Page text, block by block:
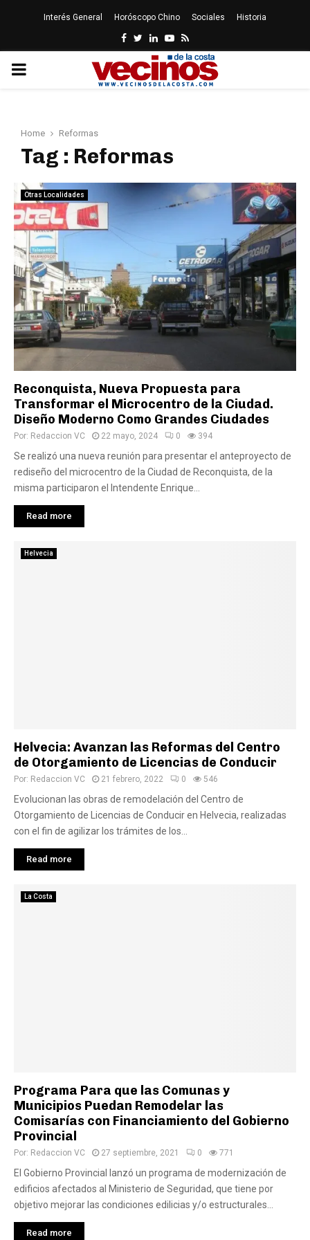
Interés General Horóscopo Chino Sociales Historia
Facebook
Twitter
LinkedinYoutube
Rss
PRIMARY
Home Reformas
Tag : Reformas
Otras Localidades
Reconquista, Nueva Propuesta para
Transformar el Microcentro de la Ciudad.
Diseño Moderno Como Grandes Ciudades
Por: Redaccion VC 22 mayo, 2024 0 394
Se realizó una nueva reunión para presentar el anteproyecto de
rediseño del microcentro de la Ciudad de Reconquista, de la
misma participaron el Intendente Enrique...
Read more
Helvecia
Helvecia: Avanzan las Reformas del Centro
de Otorgamiento de Licencias de Conducir
Por: Redaccion VC 21 febrero, 2022 0 546
Evolucionan las obras de remodelación del Centro de
Otorgamiento de Licencias de Conducir en Helvecia, realizadas
con el fin de agilizar los trámites de los...
Read more
La Costa
Programa Para que las Comunas y
Municipios Puedan Remodelar las
Comisarías con Financiamiento del Gobierno
Provincial
Por: Redaccion VC 27 septiembre, 2021 0 771
El Gobierno Provincial lanzó un programa de modernización de
edificios afectados al Ministerio de Seguridad, que tiene por
objetivo mejorar las condiciones edilicias y/o estructurales...
Read more